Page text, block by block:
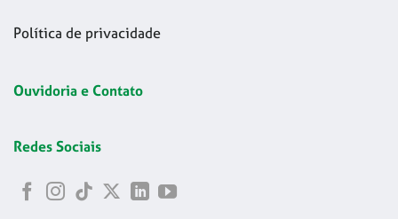
Política de privacidade
Ouvidoria e Contato
Redes Sociais